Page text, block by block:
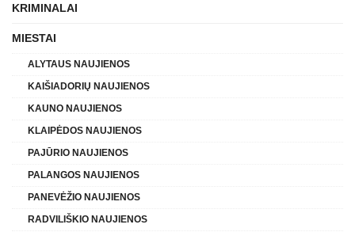
KRIMINALAI
MIESTAI
ALYTAUS NAUJIENOS
KAIŠIADORIŲ NAUJIENOS
KAUNO NAUJIENOS
KLAIPĖDOS NAUJIENOS
PAJŪRIO NAUJIENOS
PALANGOS NAUJIENOS
PANEVĖŽIO NAUJIENOS
RADVILIŠKIO NAUJIENOS